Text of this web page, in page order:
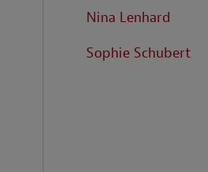
Nina Lenhard
Sophie Schubert